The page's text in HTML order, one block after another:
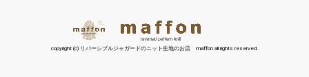
copyright (c) リバーシブルジャガードのニット生地のお店 maffon all rights reserved.